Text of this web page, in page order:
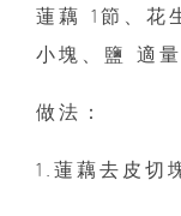
蓮藕 1節、
小塊、鹽 適量
做法：
1.蓮藕去皮切